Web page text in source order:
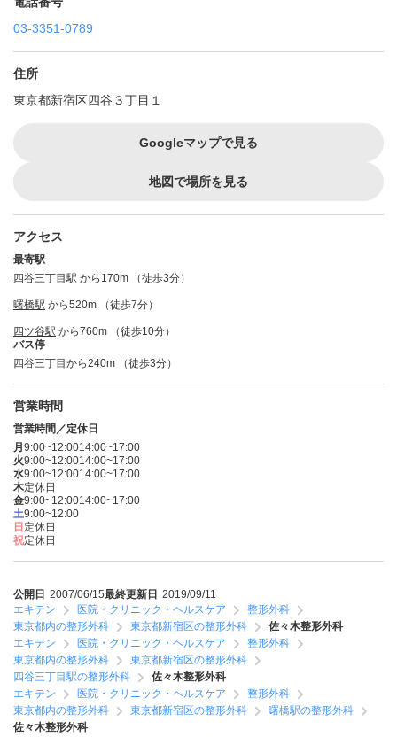
03-3351-0789
住所
東京都新宿区四谷３丁目１
Googleマップで見る
地図で場所を見る
アクセス
最寄駅
四谷三丁目駅 から170m （徒歩3分）
曙橋駅 から520m （徒歩7分）
四ツ谷駅 から760m （徒歩10分）
バス停
四谷三丁目から240m （徒歩3分）
営業時間
営業時間／定休日
月 9:00~12:0014:00~17:00
火9:00~12:0014:00~17:00
水9:00~12:0014:00~17:00
木定休日
金9:00~12:0014:00~17:00
土9:00~12:00
日 定休日
祝定休日
公開日 2007/06/15最終更新日 2019/09/11
エキテン
医院・クリニック・ヘルスケア
整形外科
東京都内の整形外科
東京都新宿区の整形外科
佐々木整形外科
エキテン
医院・クリニック・ヘルスケア
整形外科
東京都内の整形外科
東京都新宿区の整形外科
四谷三丁目駅の整形外科
佐々木整形外科
エキテン
医院・クリニック・ヘルスケア
整形外科
東京都内の整形外科
東京都新宿区の整形外科
曙橋駅の整形外科
佐々木整形外科